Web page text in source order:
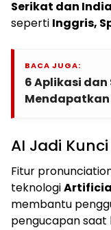
Serikat dan India
seperti Inggris,
BACA JUGA:
6 Aplikasi dan
Mendapatkan
AI Jadi
Fitur
teknologi
membantu
pengucapan saat